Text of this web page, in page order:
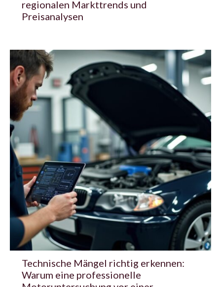
regionalen Markttrends und
Preisanalysen
Technische Mängel richtig erkennen:
Warum eine professionelle